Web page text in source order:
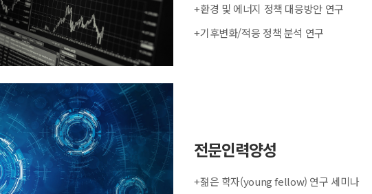
+환경 및 에너지 정책 대응방안 연구
+기후변화/적응 정책 분석 연구
전문인력양성
+젊은 학자(young fellow) 연구 세미나